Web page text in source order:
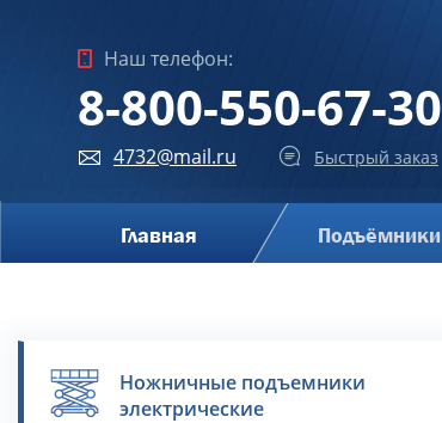
Наш телефон:
8-800-550-67-30
4732@mail.ru Быстрый заказ
Главная Подъёмники
Ножничные подъемники
электрические